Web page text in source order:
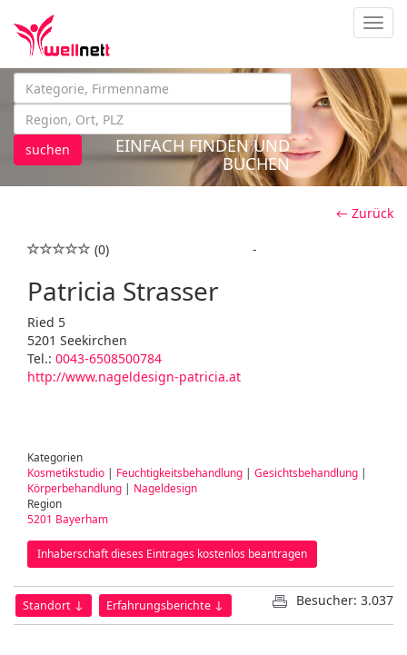
suchen
EINFACH FINDEN UND
BUCHEN
← Zurück
(0)
Patricia Strasser
Ried 5
5201 Seekirchen
Tel.: 0043-6508500784
http://www.nageldesign-patricia.at
-
Kategorien
Kosmetikstudio | Feuchtigkeitsbehandlung | Gesichtsbehandlung |
Körperbehandlung | Nageldesign
Region
5201 Bayerham
Inhaberschaft dieses Eintrages kostenlos beantragen
Standort ↓ Erfahrungsberichte ↓ Besucher: 3.037